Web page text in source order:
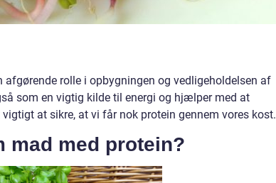
rolle i opbygningen og vedligeholdelsen af
som en vigtig kilde til energi og hjælper med at
at sikre, at vi får nok protein gennem vores kost.
mad med protein?